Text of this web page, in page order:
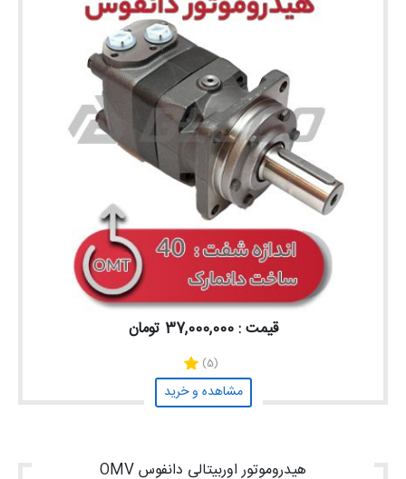
قیمت : 37,000,000 تومان
(5)
مشاهده و خرید
هیدروموتور اوربیتالی دانفوس OMV